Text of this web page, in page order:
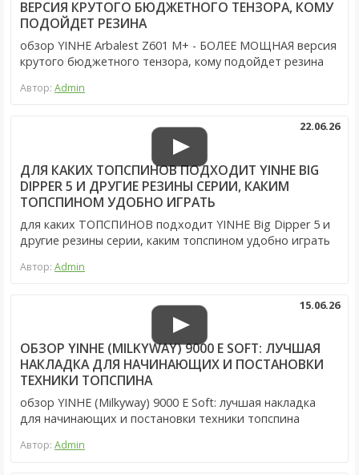
ВЕРСИЯ КРУТОГО БЮДЖЕТНОГО ТЕНЗОРА, КОМУ
ПОДОЙДЕТ РЕЗИНА
обзор YINHE Arbalest Z601 M+ - БОЛЕЕ МОЩНАЯ версия
крутого бюджетного тензора, кому подойдет резина
Автор: Admin
ДЛЯ КАКИХ ТОПСПИНОВ ПОДХОДИТ YINHE BIG
DIPPER 5 И ДРУГИЕ РЕЗИНЫ СЕРИИ, КАКИМ
ТОПСПИНОМ УДОБНО ИГРАТЬ
22.06.26
для каких ТОПСПИНОВ подходит YINHE Big Dipper 5 и
другие резины серии, каким топспином удобно играть
Автор: Admin
ОБЗОР YINHE (MILKYWAY) 9000 E SOFT: ЛУЧШАЯ
НАКЛАДКА ДЛЯ НАЧИНАЮЩИХ И ПОСТАНОВКИ
ТЕХНИКИ ТОПСПИНА
15.06.26
обзор YINHE (Milkyway) 9000 E Soft: лучшая накладка
для начинающих и постановки техники топспина
Автор: Admin